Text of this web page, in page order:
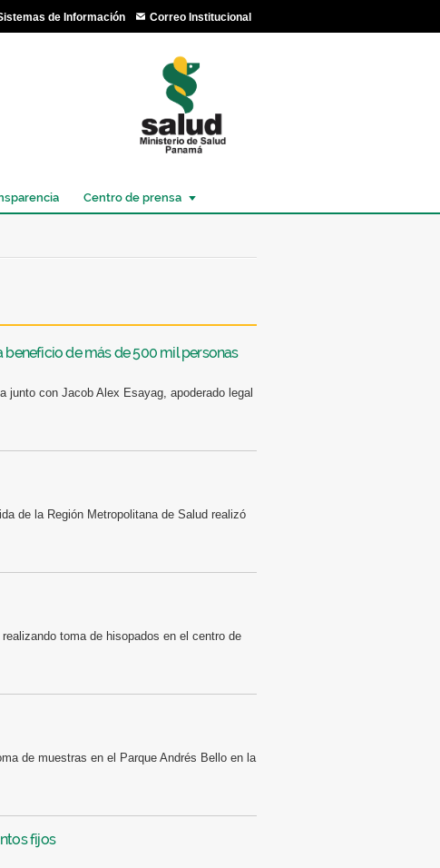
de Información Correo Institucional
Centro de prensa
de más de 500 mil personas
junto con Jacob Alex Esayag, apoderado legal
de la Región Metropolitana de Salud realizó
toma de hisopados en el centro de
de muestras en el Parque Andrés Bello en la
fijos